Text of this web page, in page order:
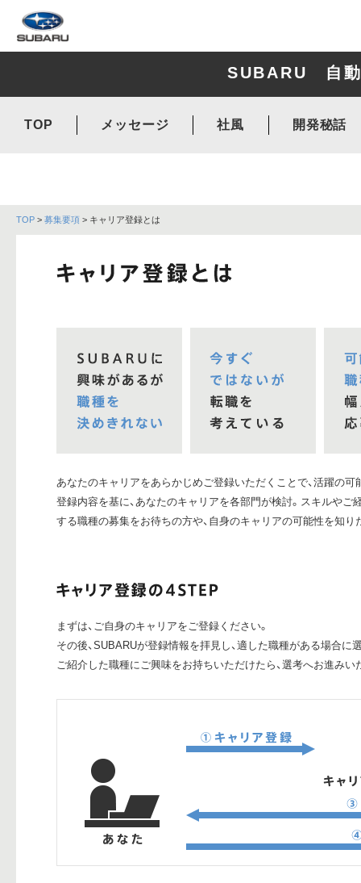
SUBARU 自動
TOP メッセージ 社風 開発秘話
TOP > 募集要項 > キャリア登録とは
あなたのキャリアをあらかじめご登録いただくことで、活躍の
登録内容を基に、あなたのキャリアを各部門が検討。スキルや
する職種の募集をお待ちの方や、自身のキャリアの可能性を知り
まずは、ご自身のキャリアをご登録ください。
その後、SUBARUが登録情報を拝見し、適した職種がある場合に
ご紹介した職種にご興味をお持ちいただけたら、選考へお進みい